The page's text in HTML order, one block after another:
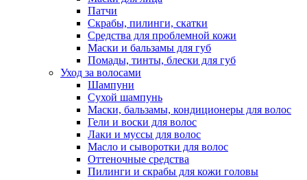
Патчи
Скрабы, пилинги, скатки
Средства для проблемной кожи
Маски и бальзамы для губ
Помады, тинты, блески для губ
Уход за волосами
Шампуни
Сухой шампунь
Маски, бальзамы, кондиционеры для волос
Гели и воски для волос
Лаки и муссы для волос
Масло и сыворотки для волос
Оттеночные средства
Пилинги и скрабы для кожи головы